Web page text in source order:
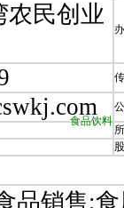
农民创业
食品饮料
销售;食